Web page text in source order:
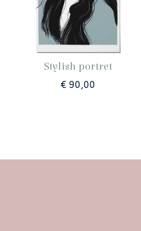
Stylish portret
€ 90,00